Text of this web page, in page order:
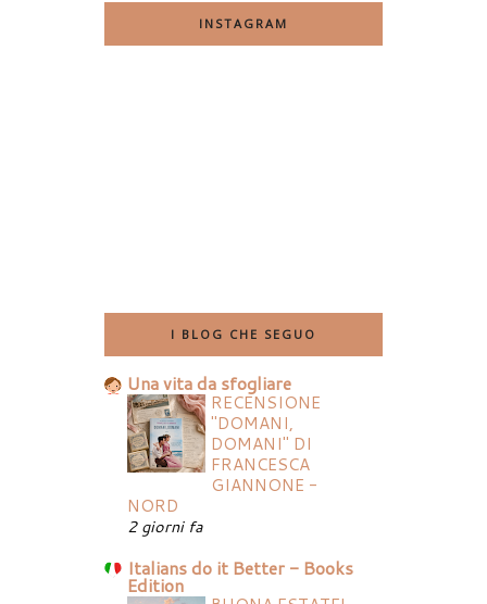
INSTAGRAM
I BLOG CHE SEGUO
Una vita da sfogliare
RECENSIONE
"DOMANI,
DOMANI" DI
FRANCESCA
GIANNONE -
NORD
2 giorni fa
Italians do it Better - Books
Edition